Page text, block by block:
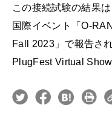
この接続試験の結果は
国際イベント「O-
Fall 2023」で報告さ
PlugFest Virtual